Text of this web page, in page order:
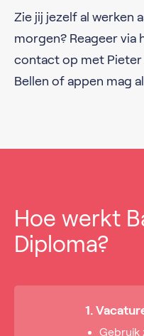
Zie jij jezelf al werken
morgen? Reageer
contact op met Pieter
Bellen of appen mag
Hoe werkt
Diploma?
1.
Gebruik